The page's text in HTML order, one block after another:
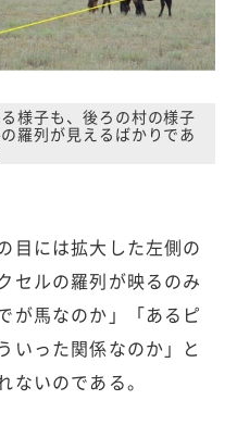
様子も、後ろの村の様子
羅列が見えるばかりであ
目には拡大した左側の
セルの羅列が映るのみ
が馬なのか」「あるピ
いった関係なのか」と
ないのである。